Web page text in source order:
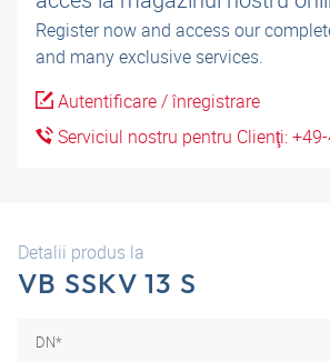
Register now and access our
and many exclusive services.
Autentificare / înregistrare
Serviciul nostru pentru Clienţi:
Detalii produs la
VB SSKV 13 S
DN*